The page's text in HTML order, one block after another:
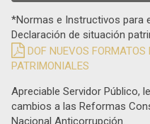
*Normas e Instructivos para
Declaración de situación
DOF NUEVOS FORMATOS
PATRIMONIALES
Apreciable Servidor Público,
cambios a las Reformas
Nacional Anticorrupción.